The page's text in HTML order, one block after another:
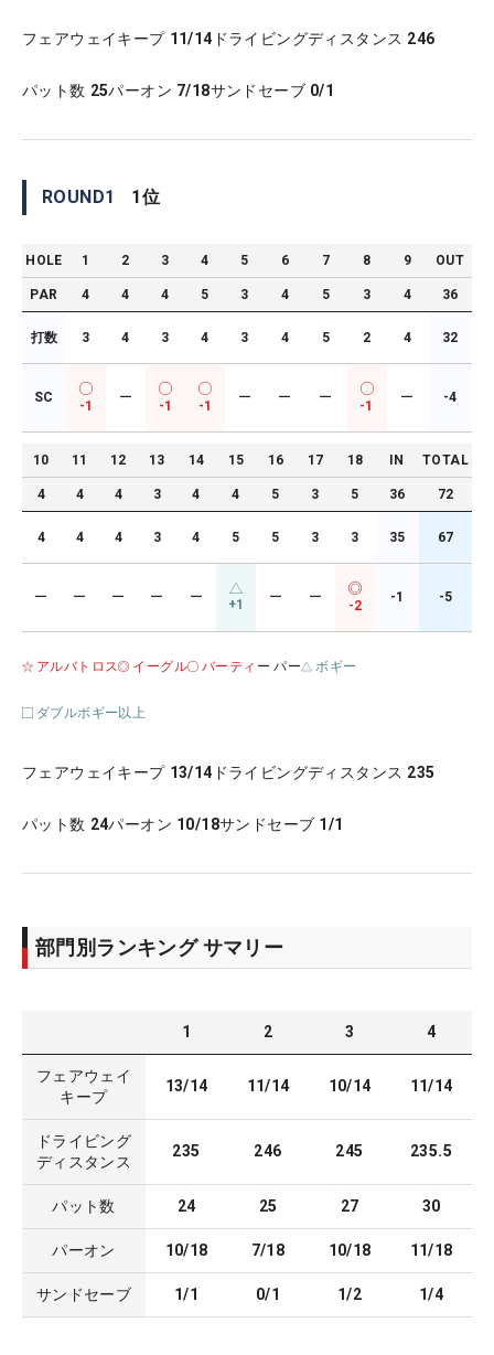
フェアウェイキープ 11/14 ドライビングディスタンス 246
パット数 25パーオン 7/18サンドセーブ 0/1
ROUND1 1 位
HOLE 1 2 3 4 5 6 7 8 9 OUT
PAR 4 4 4 5 3 4 5 3 4 36
打数 3 4 3 4 3 4 5 2 4 32
SC
-1
ー
-1 -1
ー ー ー
-1
ー -4
10 11 12 13 14 15 16 17 18 IN TOTAL
4 4 4 3 4 4 5 3 5 36 72
4 4 4 3 4 5 5 3 3 35 67
ー ー ー ー ー +1 ー ー
-2
-1 -5
アルバトロス イーグル バーティ ー パー ボギー
ダブルボギー以上
フェアウェイキープ 13/14 ドライビングディスタンス 235
パット数 24パーオン 10/18サンドセーブ 1/1
部門別ランキング サマリー
1 2 3 4
フェアウェイ
キープ
13/14 11/14 10/14 11/14
ドライビング
ディスタンス
235 246 245 235.5
パット数 24 25 27 30
パーオン 10/18 7/18 10/18 11/18
サンドセーブ 1/1 0/1 1/2 1/4